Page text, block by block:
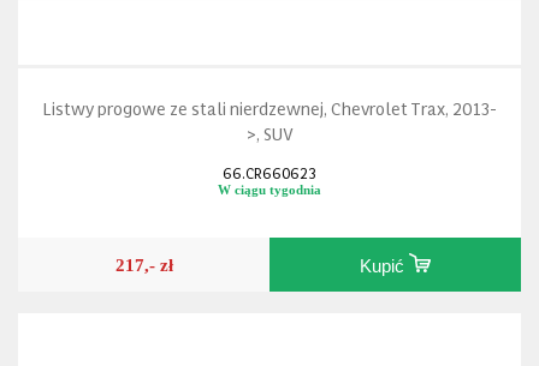
Listwy progowe ze stali nierdzewnej, Chevrolet Trax, 2013-
>, SUV
66.CR660623
W ciągu tygodnia
217,- zł Kupić